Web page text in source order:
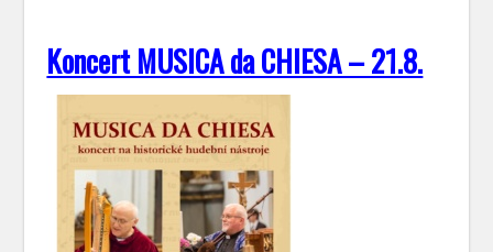
Koncert MUSICA da CHIESA – 21.8.